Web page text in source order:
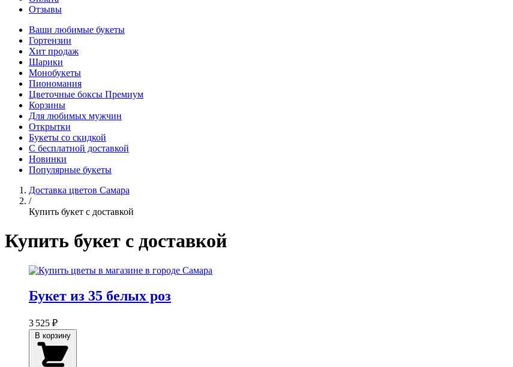
Отзывы
Ваши любимые букеты
Гортензии
Хит продаж
Шарики
Монобукеты
Пиономания
Цветочные боксы Премиум
Корзины
Для любимых мужчин
Открытки
Букеты со скидкой
С бесплатной доставкой
Новинки
Популярные букеты
Доставка цветов Самара
/
Купить букет с доставкой
Купить букет с доставкой
Букет из 35 белых роз
3 525 ₽